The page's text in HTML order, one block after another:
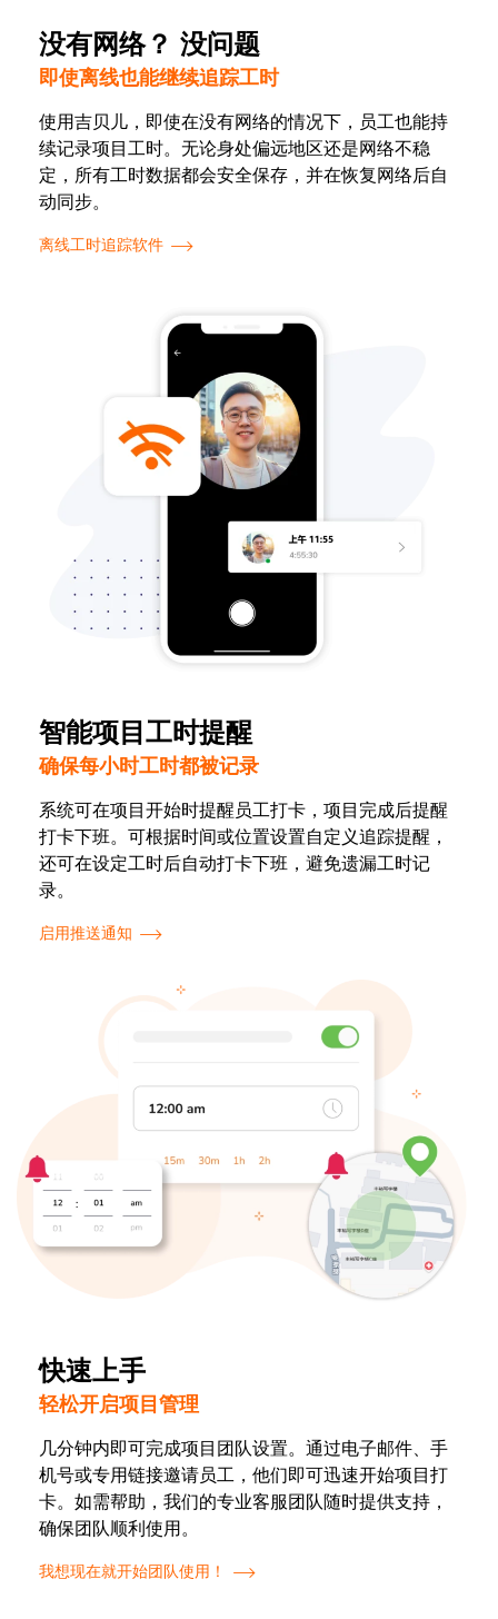
没有网络？ 没问题
即使离线也能继续追踪工时
使用吉贝儿，即使在没有网络的情况下，员工也能持
续记录项目工时。无论身处偏远地区还是网络不稳
定，所有工时数据都会安全保存，并在恢复网络后自
动同步。
离线工时追踪软件
智能项目工时提醒
确保每小时工时都被记录
系统可在项目开始时提醒员工打卡，项目完成后提醒
打卡下班。可根据时间或位置设置自定义追踪提醒，
还可在设定工时后自动打卡下班，避免遗漏工时记
录。
启用推送通知
快速上手
轻松开启项目管理
几分钟内即可完成项目团队设置。通过电子邮件、手
机号或专用链接邀请员工，他们即可迅速开始项目打
卡。如需帮助，我们的专业客服团队随时提供支持，
确保团队顺利使用。
我想现在就开始团队使用！